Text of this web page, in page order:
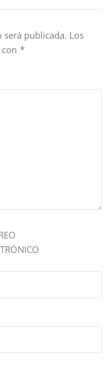
publicada. Los
*